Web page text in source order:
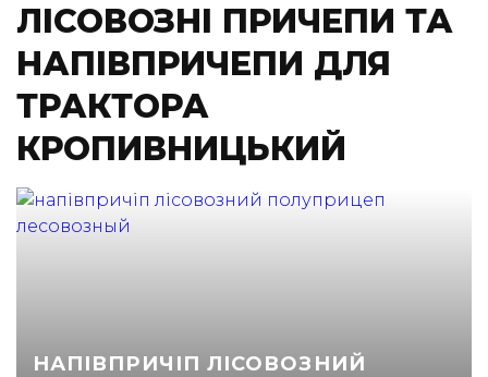
ЛІСОВОЗНІ ПРИЧЕПИ ТА
НАПІВПРИЧЕПИ ДЛЯ
ТРАКТОРА
КРОПИВНИЦЬКИЙ
НАПІВПРИЧІП ЛІСОВОЗНИЙ